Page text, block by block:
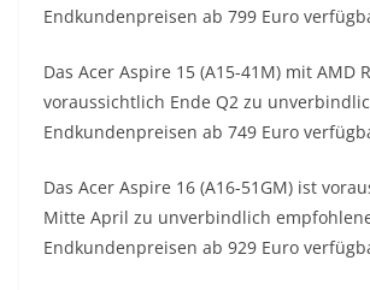
Endkundenpreisen ab 799 Euro
Das Acer Aspire 15 (A15-41M) mit AMD
voraussichtlich Ende Q2 zu
Endkundenpreisen ab 749 Euro
Das Acer Aspire 16 (A16-51GM) ist
Mitte April zu unverbindlich
Endkundenpreisen ab 929 Euro